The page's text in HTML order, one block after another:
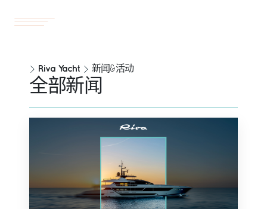
Riva Yacht 新闻&活动
全部新闻